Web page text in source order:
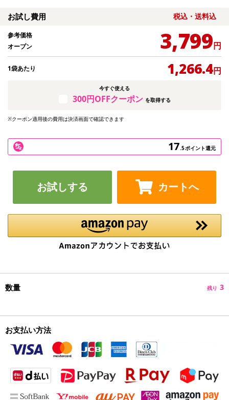
お試し費用 税込・送料込
参考価格
オープン
3,799円
1袋あたり 1,266.4円
今すぐ使える
300円OFFクーポン を取得する
※クーポン適用後の費用は決済画面で確認できます
17.5ポイント還元
お試しする カートへ
数量 残り 3
お支払い方法